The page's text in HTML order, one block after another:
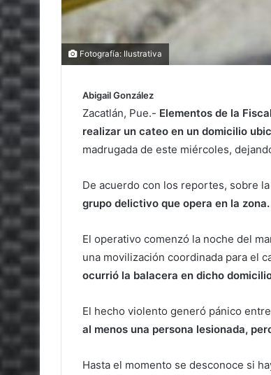
Fotografía: Ilustrativa
Abigail González
Zacatlán, Pue.- Elementos de la
realizar un cateo en un domicilio
madrugada de este miércoles,
De acuerdo con los reportes, sobre
grupo delictivo que opera en la zona.
El operativo comenzó la noche del
una movilización coordinada para el
ocurrió la balacera en dicho
El hecho violento generó pánico
al menos una persona lesionada,
Hasta el momento se desconoce si